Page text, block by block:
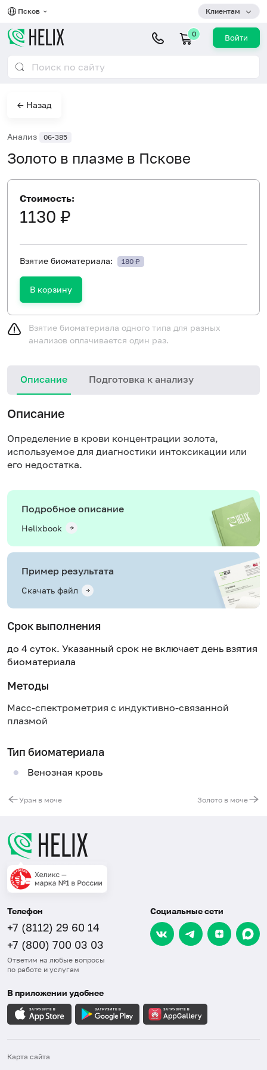
Псков Клиентам
0 Войти
← Назад
Анализ 06-385
Золото в плазме в Пскове
Стоимость:
1130 ₽
Взятие биоматериала: 180 ₽
В корзину
Взятие биоматериала одного типа для разных
анализов оплачивается один раз.
Описание Подготовка к анализу
Описание
Определение в крови концентрации золота,
используемое для диагностики интоксикации или
его недостатка.
Подробное описание
Helixbook
Пример результата
Скачать файл
Срок выполнения
до 4 суток. Указанный срок не включает день взятия
биоматериала
Методы
Масс-спектрометрия с индуктивно-связанной
плазмой
Тип биоматериала
Венозная кровь
Уран в моче Золото в моче
Телефон
+7 (8112) 29 60 14
+7 (800) 700 03 03
Ответим на любые вопросы
по работе и услугам
Социальные сети
В приложении удобнее
Карта сайта